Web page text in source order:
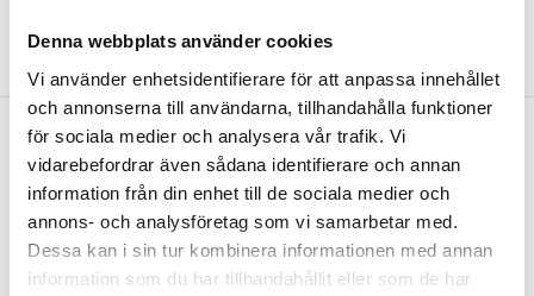
Denna webbplats använder cookies
Vi använder enhetsidentifierare för att anpassa innehållet
och annonserna till användarna, tillhandahålla funktioner
för sociala medier och analysera vår trafik. Vi
vidarebefordrar även sådana identifierare och annan
information från din enhet till de sociala medier och
annons- och analysföretag som vi samarbetar med.
Dessa kan i sin tur kombinera informationen med annan
information som du har tillhandahållit eller som de har
Nyhetsbrev